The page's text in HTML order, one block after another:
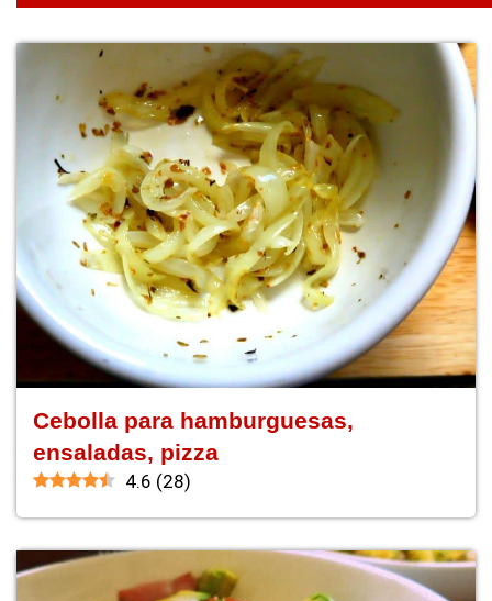
Cebolla para hamburguesas,
ensaladas, pizza
4.6 (28)